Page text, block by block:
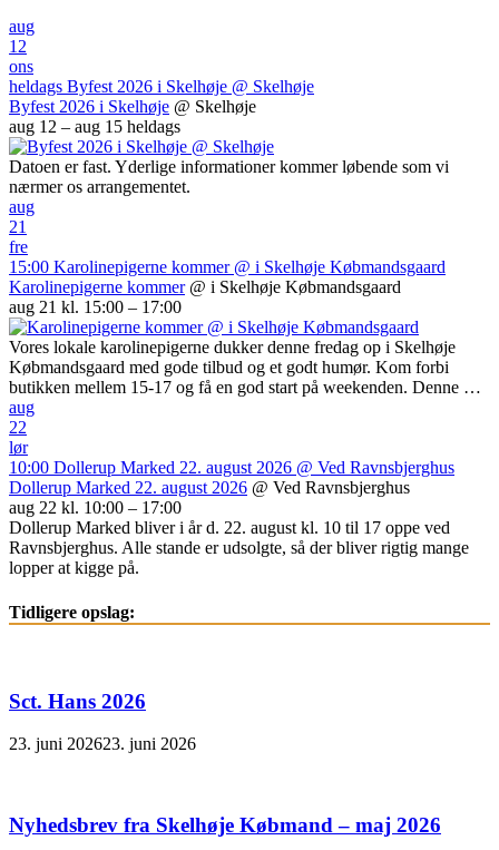
aug
12
ons
heldags Byfest 2026 i Skelhøje @ Skelhøje
Byfest 2026 i Skelhøje @ Skelhøje
aug 12 – aug 15 heldags
Datoen er fast. Yderlige informationer kommer løbende som vi
nærmer os arrangementet.
aug
21
fre
15:00 Karolinepigerne kommer @ i Skelhøje Købmandsgaard
Karolinepigerne kommer @ i Skelhøje Købmandsgaard
aug 21 kl. 15:00 – 17:00
Vores lokale karolinepigerne dukker denne fredag op i Skelhøje
Købmandsgaard med gode tilbud og et godt humør. Kom forbi
butikken mellem 15-17 og få en god start på weekenden. Denne …
aug
22
lør
10:00 Dollerup Marked 22. august 2026 @ Ved Ravnsbjerghus
Dollerup Marked 22. august 2026 @ Ved Ravnsbjerghus
aug 22 kl. 10:00 – 17:00
Dollerup Marked bliver i år d. 22. august kl. 10 til 17 oppe ved
Ravnsbjerghus. Alle stande er udsolgte, så der bliver rigtig mange
lopper at kigge på.
Tidligere opslag:
Sct. Hans 2026
23. juni 202623. juni 2026
Nyhedsbrev fra Skelhøje Købmand – maj 2026